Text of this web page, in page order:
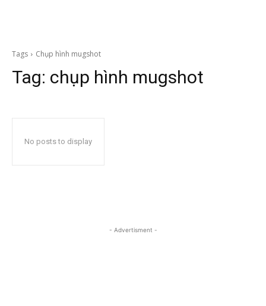
Tags Chụp hình mugshot
Tag: chụp hình mugshot
No posts to display
- Advertisment -